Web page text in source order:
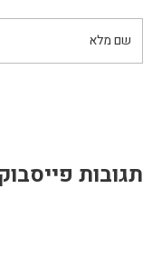
תגובות פייסבוק